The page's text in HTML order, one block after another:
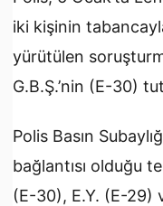
iki kişinin
yürütülen
G.B.Ş.’nin (E-30)
Polis Basın
bağlantısı olduğu
(E-30), E.Y. (E-29)